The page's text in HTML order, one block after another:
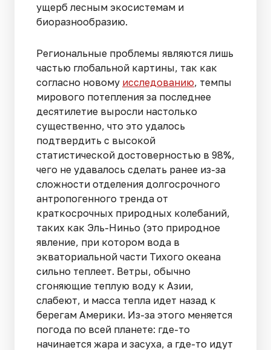
ущерб лесным экосистемам и
биоразнообразию.
Региональные проблемы являются лишь
частью глобальной картины, так как
согласно новому исследованию, темпы
мирового потепления за последнее
десятилетие выросли настолько
существенно, что это удалось
подтвердить с высокой
статистической достоверностью в 98%,
чего не удавалось сделать ранее из-за
сложности отделения долгосрочного
антропогенного тренда от
краткосрочных природных колебаний,
таких как Эль-Ниньо (это природное
явление, при котором вода в
экваториальной части Тихого океана
сильно теплеет. Ветры, обычно
сгоняющие теплую воду к Азии,
слабеют, и масса тепла идет назад к
берегам Америки. Из-за этого меняется
погода по всей планете: где-то
начинается жара и засуха, а где-то идут